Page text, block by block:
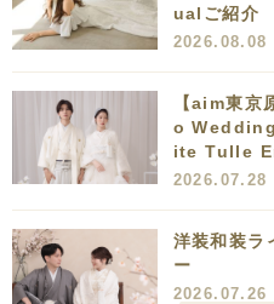
ualご紹介
2026.08.08 |
【aim東
o
ite Tulle
2026.07.28 |
洋装和装
ー
2026.07.26 |